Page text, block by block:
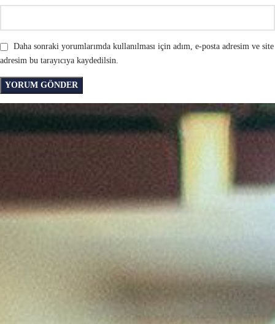
Daha sonraki yorumlarımda kullanılması için adım, e-posta adresim ve site
adresim bu tarayıcıya kaydedilsin.